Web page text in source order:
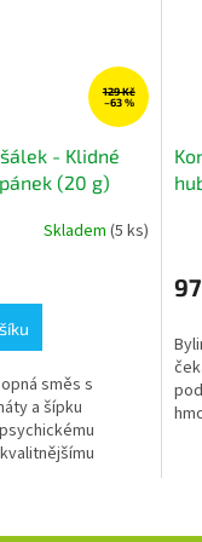
129 Kč
–63 %
- Klidné
(20 g)
Skladem(5 ks)
směs s
a šípku